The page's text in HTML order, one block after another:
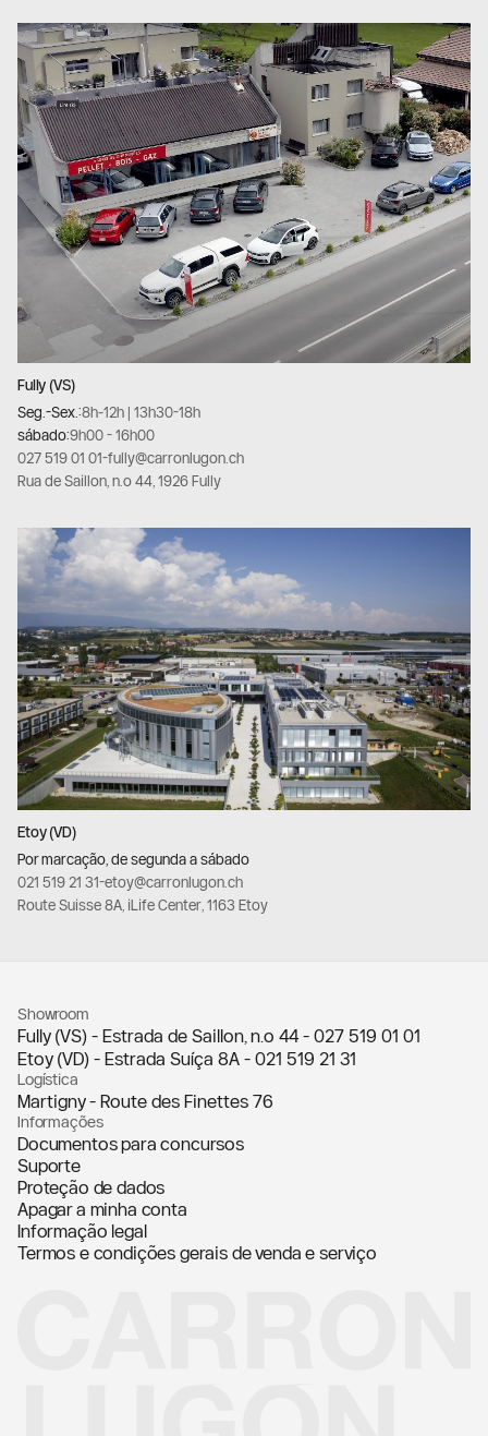
Fully (VS)
Seg.-Sex.:8h-12h | 13h30-18h
sábado:9h00 - 16h00
027 519 01 01-fully@carronlugon.ch
Rua de Saillon, n.º 44, 1926 Fully
Etoy (VD)
Por marcação, de segunda a sábado
021 519 21 31-etoy@carronlugon.ch
Route Suisse 8A, iLife Center, 1163 Etoy
Showroom
Fully (VS) - Estrada de Saillon, n.º 44 - 027 519 01 01
Etoy (VD) - Estrada Suíça 8A - 021 519 21 31
Logística
Martigny - Route des Finettes 76
Informações
Documentos para concursos
Suporte
Proteção de dados
Apagar a minha conta
Informação legal
Termos e condições gerais de venda e serviço